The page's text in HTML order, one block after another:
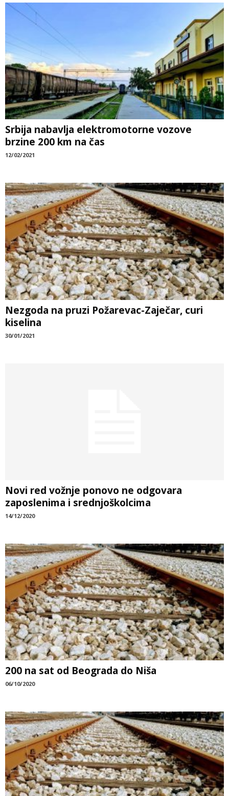
Srbija nabavlja elektromotorne vozove
brzine 200 km na čas
12/02/2021
Nezgoda na pruzi Požarevac-Zaječar, curi
kiselina
30/01/2021
Novi red vožnje ponovo ne odgovara
zaposlenima i srednjoškolcima
14/12/2020
200 na sat od Beograda do Niša
06/10/2020